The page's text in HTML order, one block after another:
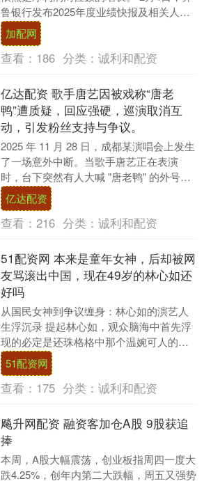
鲁银行发布2025年度业绩快报及相关人事
任命公告。 公告显示，该行2025年经营业
绩....
加配网
查看： 186 分类： 诚利和配资
亿达配资 歌手唐艺因被戏称“唐老
鸭”遭质疑，回应强硬，巡演取消互
动，引发粉丝支持与争议。
2025 年 11 月 28 日，成都某演唱会上发生
了一场意外中断。当歌手唐艺正在表演
时，台下突然有人大喊 "唐老鸭" 的外号。
这一喊声让唐艺当场中断表演，要求....
亿达配资
查看： 216 分类： 诚利和配资
51配资网 本来是童年女神，后却被网
友骂滚出中国，现在49岁的林心如还
好吗
从国民女神到争议缠身：林心如的演艺人
生浮沉录 提起林心如，观众脑海中首先浮
现的必定是还珠格格中那个温婉可人的紫
薇格格。这位凭借琼瑶剧走红的台湾女
星，用二十余年的....
51配资网
查看： 175 分类： 诚利和配资
飚升网配资 融资客加仓A股 9股获追
捧
本周，A股大幅震荡，创业板指周四一度大
跌4.25%，创年内第二大跌幅，周五又强势